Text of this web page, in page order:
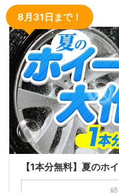
8月31日まで！
【1本分無料】夏のホ